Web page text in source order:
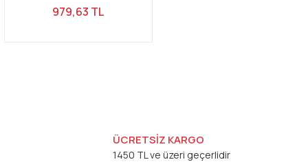
979,63 TL
ÜCRETSİZ KARGO
1450 TL ve üzeri geçerlidir